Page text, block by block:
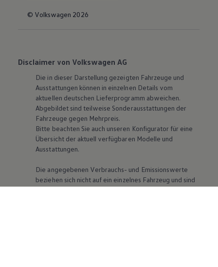
© Volkswagen 2026
Disclaimer von Volkswagen AG
Die in dieser Darstellung gezeigten Fahrzeuge und
Ausstattungen können in einzelnen Details vom
aktuellen deutschen Lieferprogramm abweichen.
Abgebildet sind teilweise Sonderausstattungen der
Fahrzeuge gegen Mehrpreis.
Bitte beachten Sie auch unseren Konfigurator für eine
Übersicht der aktuell verfügbaren Modelle und
Ausstattungen.
Die angegebenen Verbrauchs- und Emissionswerte
beziehen sich nicht auf ein einzelnes Fahrzeug und sind